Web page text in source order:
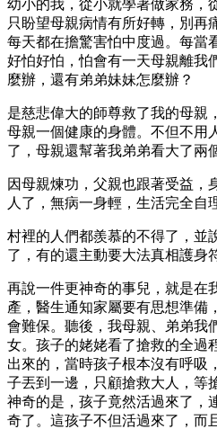
幼小的我，從小就學著做家務，
只盼望母親病情有所好轉，別再
每天都在擔驚害怕中度過。每當
好怕好怕，怕會有一天母親離我
麼辦，還有弟弟妹妹怎麼辦？
是慈悲偉大的師尊救了我的母親
母親一個健康的身體。不但不用
了，母親還幫著我弟弟看大了兩
因母親煉功，父親也跟著受益，
人了，無病一身輕，生活完全自
村裡的人們都羨慕的不得了，並
了，有的還主動要大法真相護身
再說一件更神奇的事兒，就是在
產，醫生通知家屬要有思想準備
會難保。聽後，我母親、弟弟我
女。孩子的姥姥看了搶救的全過
出來的，當時孩子根本沒有呼吸
子丟到一邊，只顧搶救大人，等
神奇的是，孩子竟然活過來了，
奇了。這孩子不但活過來了，而